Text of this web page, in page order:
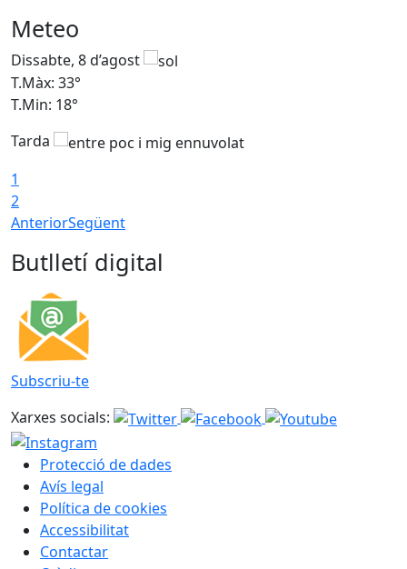
Meteo
Dissabte, 8 d’agost
T.Màx: 33°
T.Min: 18°
Tarda
1
2
AnteriorSegüent
Butlletí digital
Subscriu-te
Xarxes socials:
Protecció de dades
Avís legal
Política de cookies
Accessibilitat
Contactar